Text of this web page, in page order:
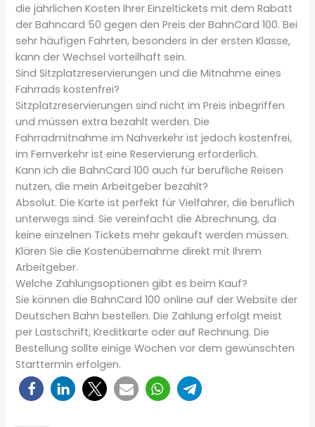
die jährlichen Kosten Ihrer Einzeltickets mit dem Rabatt
der Bahncard 50 gegen den Preis der BahnCard 100. Bei
sehr häufigen Fahrten, besonders in der ersten Klasse,
kann der Wechsel vorteilhaft sein.
Sind Sitzplatzreservierungen und die Mitnahme eines
Fahrrads kostenfrei?
Sitzplatzreservierungen sind nicht im Preis inbegriffen
und müssen extra bezahlt werden. Die
Fahrradmitnahme im Nahverkehr ist jedoch kostenfrei,
im Fernverkehr ist eine Reservierung erforderlich.
Kann ich die BahnCard 100 auch für berufliche Reisen
nutzen, die mein Arbeitgeber bezahlt?
Absolut. Die Karte ist perfekt für Vielfahrer, die beruflich
unterwegs sind. Sie vereinfacht die Abrechnung, da
keine einzelnen Tickets mehr gekauft werden müssen.
Klären Sie die Kostenübernahme direkt mit Ihrem
Arbeitgeber.
Welche Zahlungsoptionen gibt es beim Kauf?
Sie können die BahnCard 100 online auf der Website der
Deutschen Bahn bestellen. Die Zahlung erfolgt meist
per Lastschrift, Kreditkarte oder auf Rechnung. Die
Bestellung sollte einige Wochen vor dem gewünschten
Starttermin erfolgen.